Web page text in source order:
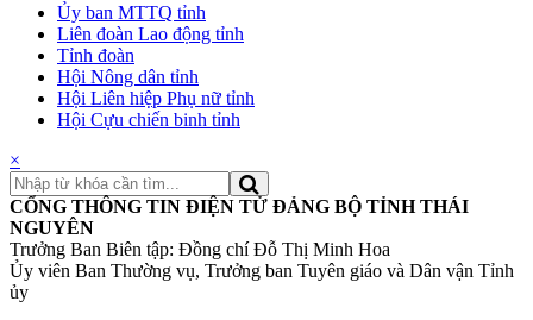
Ủy ban MTTQ tỉnh
Liên đoàn Lao động tỉnh
Tỉnh đoàn
Hội Nông dân tỉnh
Hội Liên hiệp Phụ nữ tỉnh
Hội Cựu chiến binh tỉnh
×
CỔNG THÔNG TIN ĐIỆN TỬ ĐẢNG BỘ TỈNH THÁI
NGUYÊN
Trưởng Ban Biên tập: Đồng chí Đỗ Thị Minh Hoa
Ủy viên Ban Thường vụ, Trưởng ban Tuyên giáo và Dân vận Tỉnh
ủy